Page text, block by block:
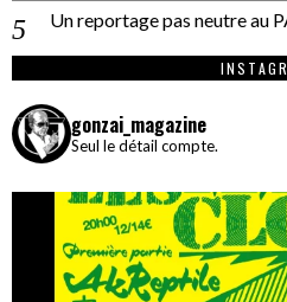
Un reportage pas neutre au
gonzai_magazine
Seul le détail compte.